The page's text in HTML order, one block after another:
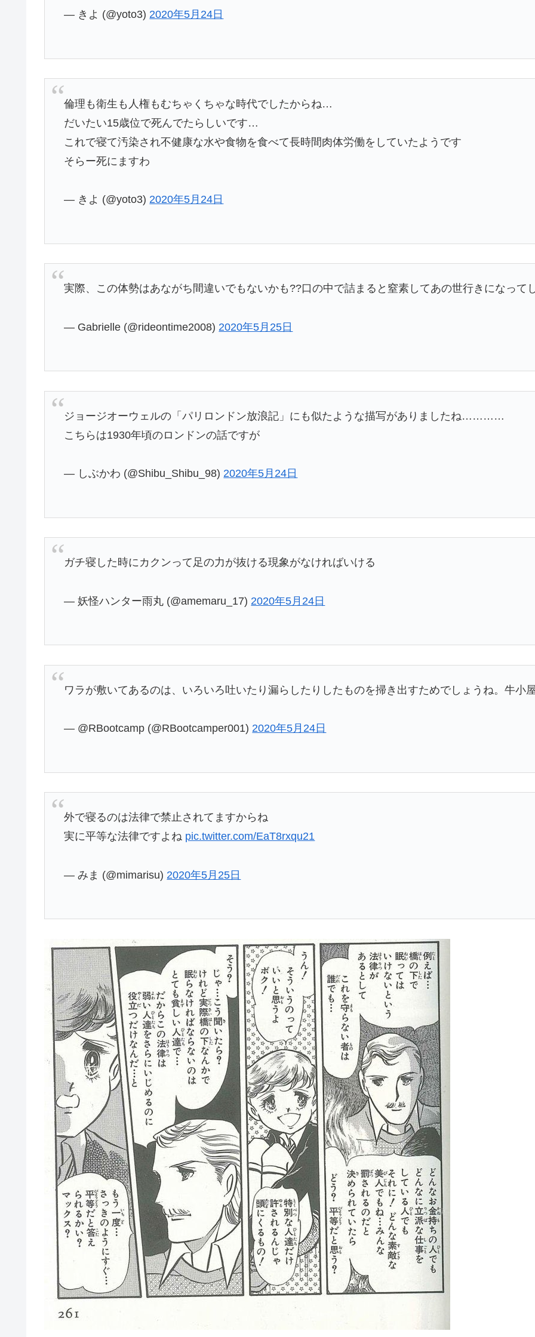
— きよ (@yoto3) 2020年5月24日
倫理も衛生も人権もむちゃくちゃな時代でしたからね…
だいたい15歳位で死んでたらしいです…
これで寝て汚染され不健康な水や食物を食べて長時間肉体労働をしていたようです
そらー死にますわ
— きよ (@yoto3) 2020年5月24日
実際、この体勢はあながち間違いでもないかも??口の中で詰まると窒素してあの世行きになって
— Gabrielle (@rideontime2008) 2020年5月25日
ジョージオーウェルの「パリロンドン放浪記」にも似たような描写がありましたね…………
こちらは1930年頃のロンドンの話ですが
— しぶかわ (@Shibu_Shibu_98) 2020年5月24日
ガチ寝した時にカクンって足の力が抜ける現象がなければいける
— 妖怪ハンター雨丸 (@amemaru_17) 2020年5月24日
ワラが敷いてあるのは、いろいろ吐いたり漏らしたりしたものを掃き出すためでしょうね。牛小屋
— @RBootcamp (@RBootcamper001) 2020年5月24日
外で寝るのは法律で禁止されてますからね
実に平等な法律ですよね pic.twitter.com/EaT8rxqu21
— みま (@mimarisu) 2020年5月25日